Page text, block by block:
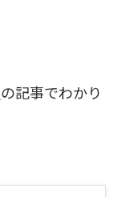
の記事でわかり